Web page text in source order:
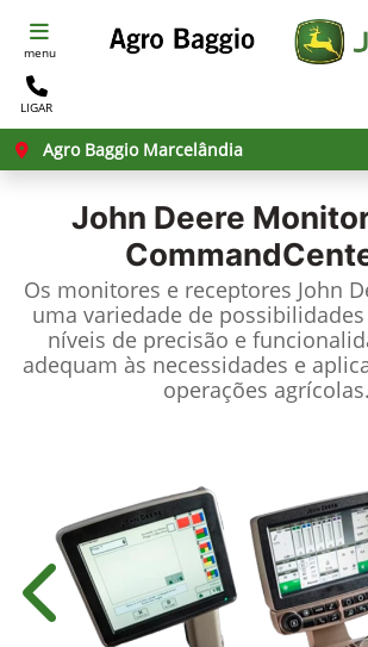
menu
LIGAR
Agro Baggio Marcelândia
John Deere
Os monitores e receptores John
uma variedade de
níveis de precisão e
adequam às necessidades e
operações agrícolas.
Anterior